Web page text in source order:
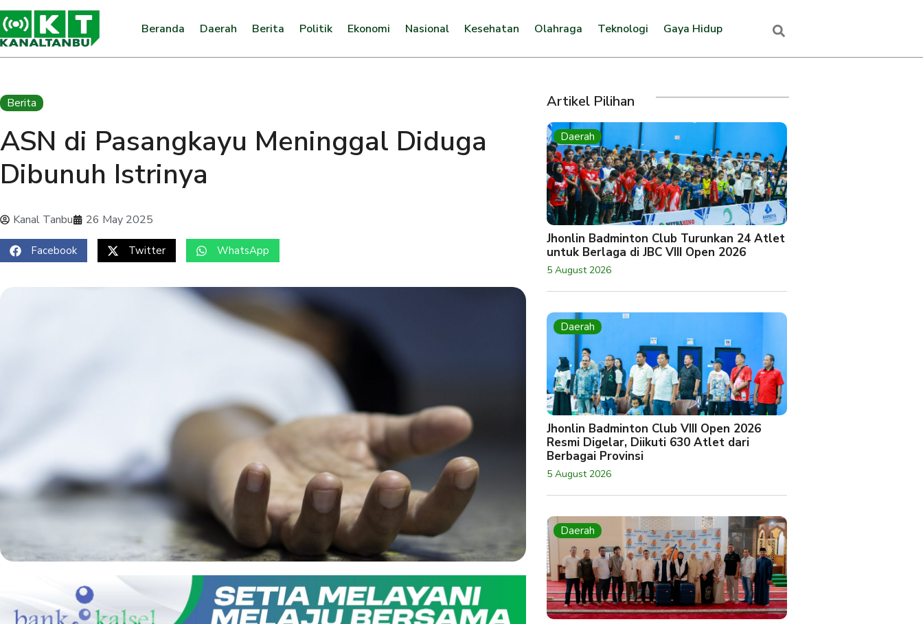
Beranda Daerah Berita Politik Ekonomi Nasional Kesehatan Olahraga Teknologi Gaya Hidup
Berita
ASN di Pasangkayu Meninggal Diduga
Dibunuh Istrinya
Kanal Tanbu 26 May 2025
Facebook Twitter WhatsApp
Artikel Pilihan
Daerah
Jhonlin Badminton Club Turunkan 24 Atlet
untuk Berlaga di JBC VIII Open 2026
5 August 2026
Daerah
Jhonlin Badminton Club VIII Open 2026
Resmi Digelar, Diikuti 630 Atlet dari
Berbagai Provinsi
5 August 2026
Daerah